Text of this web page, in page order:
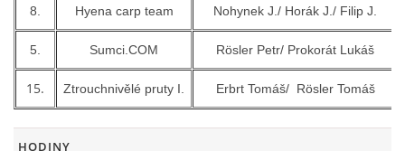
8. Hyena carp team Nohynek J./ Horák J./ Filip J.
5. Sumci.COM Rösler Petr/ Prokorát Lukáš
15. Ztrouchnivělé pruty I. Erbrt Tomáš/ Rösler Tomáš
HODINY